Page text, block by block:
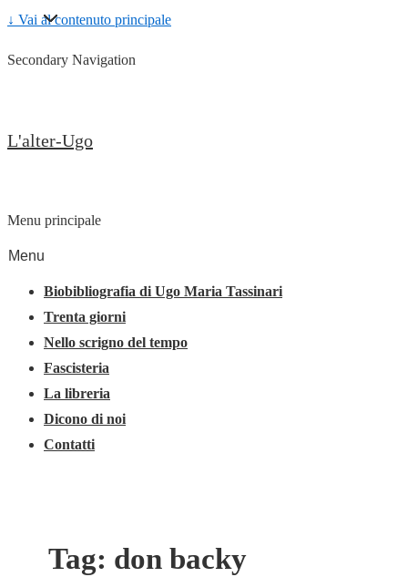
↓ Vai al contenuto principale
Secondary Navigation
L'alter-Ugo
Menu principale
Menu
Biobibliografia di Ugo Maria Tassinari
Trenta giorni
Nello scrigno del tempo
Fascisteria
La libreria
Dicono di noi
Contatti
Tag: don backy